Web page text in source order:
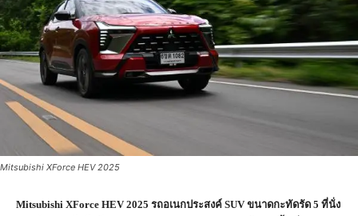
Mitsubishi XForce HEV 2025
Mitsubishi XForce HEV2025 รถอเนกประสงค์ SUVขนาดกะทัดรัด 5 ที่นั่ง